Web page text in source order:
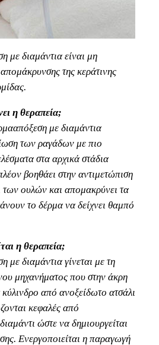
με διαμάντια είναι μη
της κεράτινης
η θεραπεία;
με διαμάντια
των ραγάδων με πιο
στα αρχικά στάδια
βοηθάει στην αντιμετώπιση
ουλών και απομακρύνει τα
το δέρμα να δείχνει θαμπό
η θεραπεία;
με διαμάντια γίνεται με τη
μηχανήματος που στην άκρη
κύλινδρο από ανοξείδωτο ατσάλι
κεφαλές από
ώστε να δημιουργείται
Ενεργοποιείται η παραγωγή